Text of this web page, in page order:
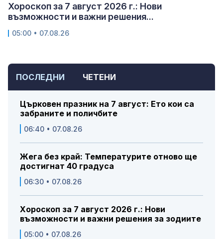
ПОСЛЕДНИ ЧЕТЕНИ
Църковен празник на 7 август: Ето кои са
забраните и поличбите
06:40 • 07.08.26
Жега без край: Температурите отново ще
достигнат 40 градуса
06:30 • 07.08.26
Хороскоп за 7 август 2026 г.: Нови
възможности и важни решения за зодиите
05:00 • 07.08.26
Хороскоп за 7 август 2026 г.: Нови
възможности и важни решения...
05:00 • 07.08.26